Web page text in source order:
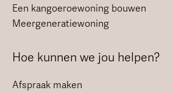
Een kangoeroewoning bouwen
Meergeneratiewoning
Hoe kunnen we jou helpen?
Afspraak maken